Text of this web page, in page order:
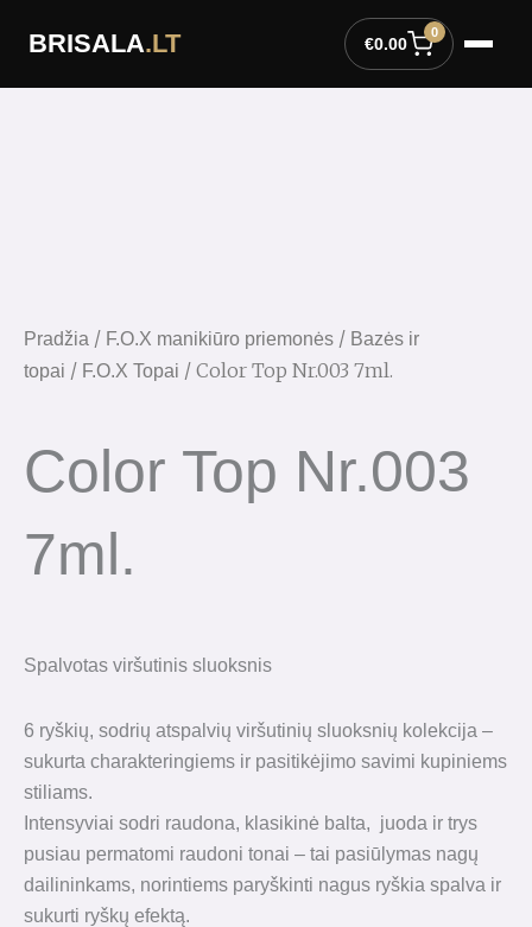
BRISALA.LT €0.00
0
Pradžia / F.O.X manikiūro priemonės / Bazės ir
topai / F.O.X Topai / Color Top Nr.003 7ml.
Color Top Nr.003
7ml.
Spalvotas viršutinis sluoksnis
6 ryškių, sodrių atspalvių viršutinių sluoksnių kolekcija –
sukurta charakteringiems ir pasitikėjimo savimi kupiniems
stiliams.
Intensyviai sodri raudona, klasikinė balta, juoda ir trys
pusiau permatomi raudoni tonai – tai pasiūlymas nagų
dailininkams, norintiems paryškinti nagus ryškia spalva ir
sukurti ryškų efektą.